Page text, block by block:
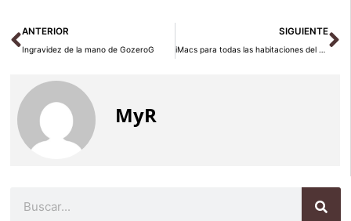
Ant
ANTERIOR
Ingravidez de la mano de GozeroG
SIGUIENTE
iMacs para todas las habitaciones del Casino FontaineBleau
MyR